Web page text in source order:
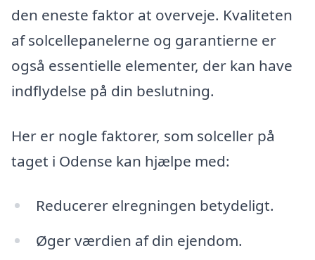
den eneste faktor at overveje. Kvaliteten
af solcellepanelerne og garantierne er
også essentielle elementer, der kan have
indflydelse på din beslutning.
Her er nogle faktorer, som solceller på
taget i Odense kan hjælpe med:
Reducerer elregningen betydeligt.
Øger værdien af din ejendom.